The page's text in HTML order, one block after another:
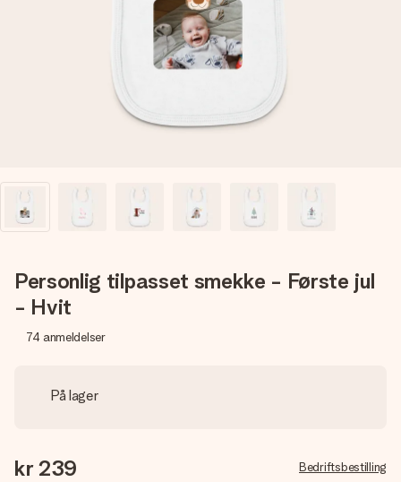
Lag noe unikt med bare noen få steg - med hennes navn,
et bilde av dere eller en beskjed som virkelig berører
hjertet. Ikke noe tull, bare masse kjærlighet i øyeblikket.
Personlig tilpasset smekke - Første jul
- Hvit
74 anmeldelser
På lager
kr 239 Bedriftsbestilling